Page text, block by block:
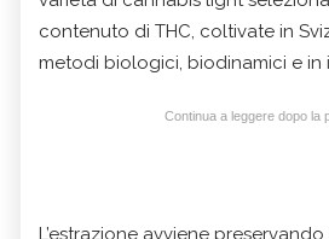
contenuto di THC, coltivate in
metodi biologici, biodinamici e in
Continua a leggere dopo la
L’estrazione avviene